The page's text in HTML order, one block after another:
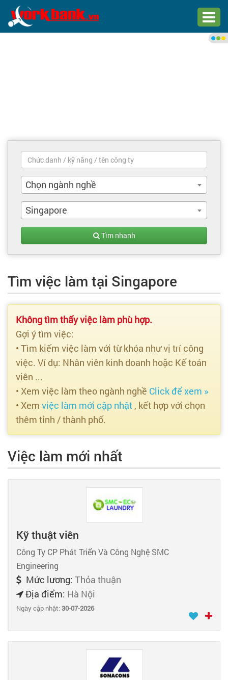
Việc làm mới nhất
Tìm việc làm
Tạo hồ sơ
Cẩm nang việc làm
Bạn cần tuyển người
Nhà tuyển dụng
Chọn ngành nghề
Singapore
Tìm nhanh
Tìm việc làm tại Singapore
Không tìm thấy việc làm phù hợp.
Gợi ý tìm việc:
• Tìm kiếm việc làm với từ khóa như vị trí công
việc. Ví dụ: Nhân viên kinh doanh hoặc Kế toán
viên ...
• Xem việc làm theo ngành nghề Click để xem »
• Xem việc làm mới cập nhật , kết hợp với chọn
thêm tỉnh / thành phố.
Việc làm mới nhất
Kỹ thuật viên
Công Ty CP Phát Triển Và Công Nghệ SMC
Engineering
Mức lương: Thỏa thuận
Địa điểm: Hà Nội
Ngày cập nhật:30-07-2026